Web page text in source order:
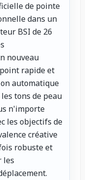
de pointe
dans un
BSI de 26
nouveau
rapide et
automatique
tons de peau
n'importe
les objectifs de
créative
robuste et
les